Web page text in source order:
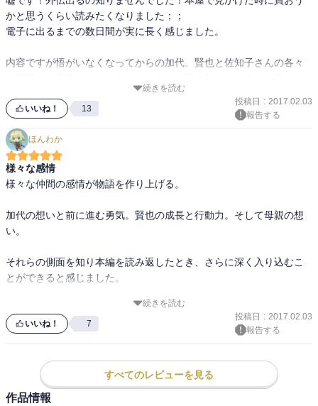
かと思うくらい読みたくなりました；；
電子に出るまでの数日間が実に長く感じました。
内容ですが悟がいなくなってからの加代、賢也と佐知子さんの各々
のでその裏側を知ることで各場面がより多面的になりました
佐知子さんの話は子供の成長に伴う心内を見ることで同感という
か・・・共感ですね、自分の子供が実際にこんな風に成長してくれ
ればと思うと自分まで目頭が熱くなりました。
内容的には凄く満足してます！ただ欲を言えば大人の悟と愛梨のそ
の後も欲しかったですね。
続きを読む
いいね！ 13
投稿日 : 2017.02.03
報告する
ほんわか
様々な感情
様々な仲間の感情が物語を作り上げる。
加代の想いと前に進む勇気。賢也の成長と行動力。そして母親の想
い。
それらの側面を知り本編を読み返したとき、さらに深く入り込むこ
とができると感じました。
仲間との絆が素晴らしいです。私もそんな仲間が欲しいなぁ。。。
続きを読む
いいね！ 7
投稿日 : 2017.02.03
報告する
すべてのレビューを見る
作品情報